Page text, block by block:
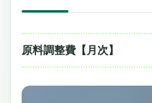
原料調整費【月次】